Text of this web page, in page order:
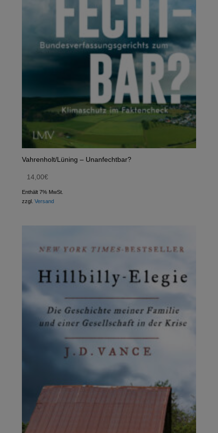
Vahrenholt/Lüning – Unanfechtbar?
14,00€
Enthält 7% MwSt.
zzgl. Versand